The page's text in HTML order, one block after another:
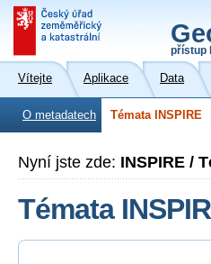
přístup
Vítejte Aplikace Data
O metadatech Témata INSPIRE
Nyní jste zde: INSPIRE /
Témata